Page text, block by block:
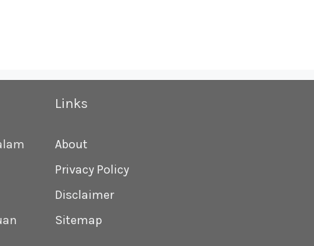
Links
About
Privacy Policy
Disclaimer
Sitemap